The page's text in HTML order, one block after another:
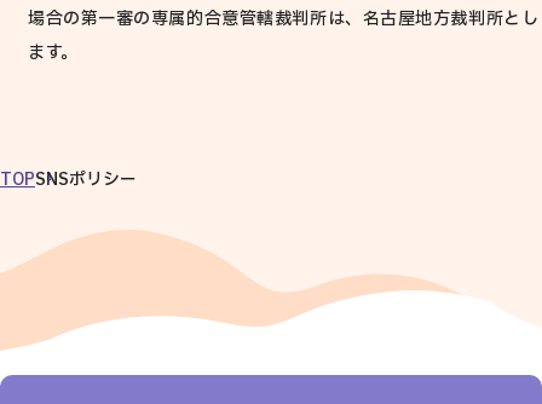
場合の第一審の専属的合意管轄裁判所は、名古屋地方裁判所とし
ます。
TOPSNSポリシー